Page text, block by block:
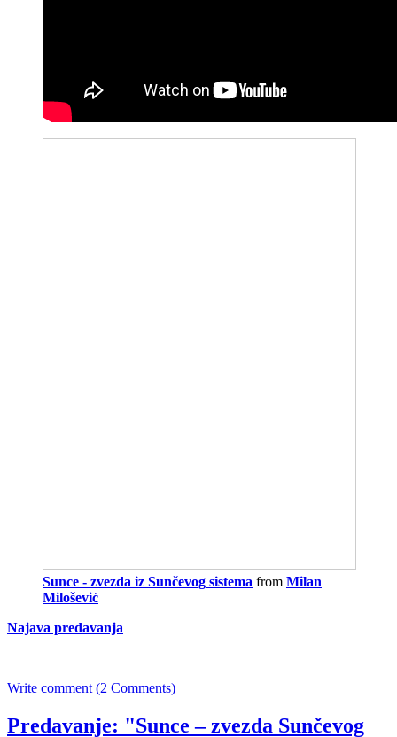
Sunce - zvezda iz Sunčevog sistema from Milan
Milošević
Najava predavanja
Write comment (2 Comments)
Predavanje: "Sunce – zvezda Sunčevog